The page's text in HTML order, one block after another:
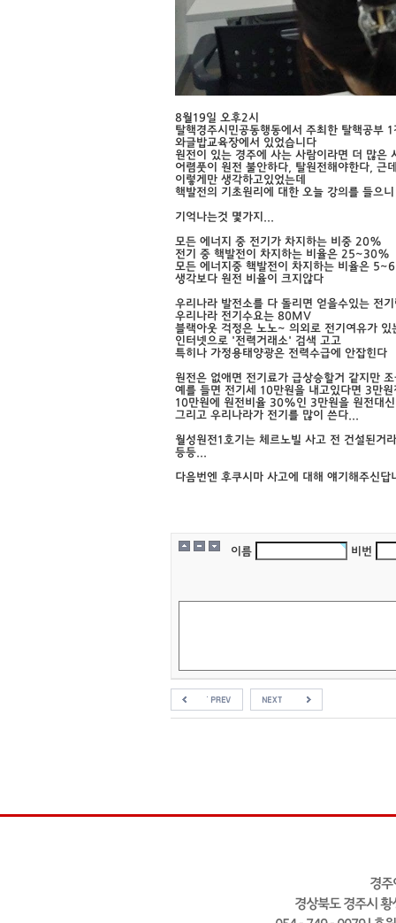
8월19일 오후2시
탈핵경주시민공동행동에서 주최한 탈핵공부 1
와글밥교육장에서 있었습니다
원전이 있는 경주에 사는 사람이라면 더 많은
어렴풋이 원전 불안하다, 탈원전해야한다, 근
이렇게만 생각하고있었는데
핵발전의 기초원리에 대한 오늘 강의를 들으
기억나는것 몇가지...
모든 에너지 중 전기가 차지하는 비중 20%
전기 중 핵발전이 차지하는 비율은 25~30%
모든 에너지중 핵발전이 차지하는 비율은
생각보다 원전 비율이 크지않다
우리나라 발전소를 다 돌리면 얻을수있는 전
우리나라 전기수요는 80MV
블랙아웃 걱정은 노노~ 의외로 전기여유가 있
인터넷으로 '전력거래소' 검색 고고
특히나 가정용태양광은 전력수급에 안잡힌다
원전은 없애면 전기료가 급상승할거 같지만
예를 들면 전기세 10만원을 내고있다면 3만
10만원에 원전비율 30%인 3만원을 원전대
그리고 우리나라가 전기를 많이 쓴다...
월성원전1호기는 체르노빌 사고 전 건설된거
등등...
다음번엔 후쿠시마 사고에 대해 얘기해주신답
이름 비번
경주
경상북도 경주시